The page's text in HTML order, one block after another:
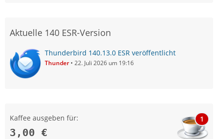
Aktuelle 140 ESR-Version
Thunderbird 140.13.0 ESR veröffentlicht
Thunder 22. Juli 2026 um 19:16
Kaffee ausgeben für:
3,00 €
1